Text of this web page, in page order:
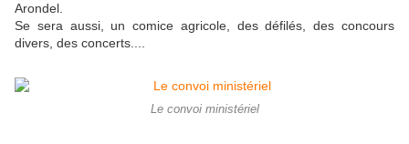
Arondel.
Se sera aussi, un comice agricole, des défilés, des concours
divers, des concerts....
Le convoi ministériel